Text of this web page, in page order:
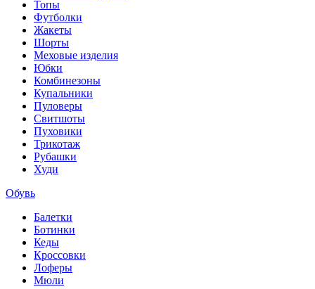
Топы
Футболки
Жакеты
Шорты
Меховые изделия
Юбки
Комбинезоны
Купальники
Пуловеры
Свитшоты
Пуховики
Трикотаж
Рубашки
Худи
Обувь
Балетки
Ботинки
Кеды
Кроссовки
Лоферы
Мюли